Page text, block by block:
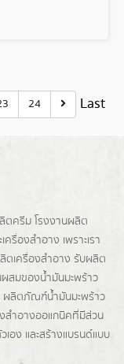
24 Last
ตครีม โรงงานผลิต
เครื่องสำอาง เพราะเรา
ตเครื่องสำอาง รับผลิต
สมของน้ำมันมะพร้าว
, ผลิตภัณฑ์น้ำมันมะพร้าว
สำอางออแกนิคที่มีส่วน
อง และสร้างแบรนด์แบบ